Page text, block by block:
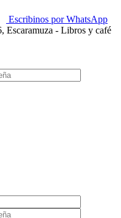
Escribinos por WhatsApp
Escaramuza - Libros y café